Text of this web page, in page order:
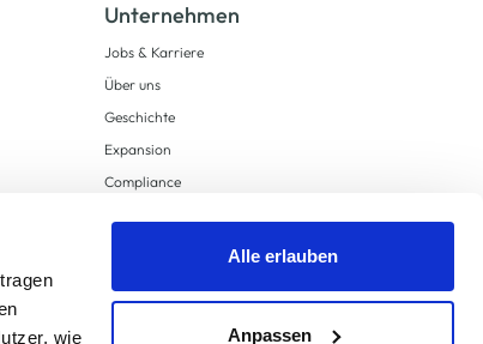
wie
Alle erlauben
Anpassen
Unternehmen
Jobs & Karriere
Über uns
Geschichte
Expansion
Compliance
Supply Chain Due Diligence